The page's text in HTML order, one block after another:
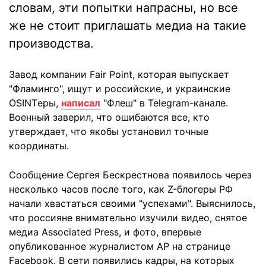
словам, эти попытки напрасны, но все
же не стоит приглашать медиа на такие
производства.
Завод компании Fair Point, которая выпускает
"Фламинго", ищут и российские, и украинские
OSINTеры, написал "Флеш" в Telegram-канале.
Военный заверил, что ошибаются все, кто
утверждает, что якобы установил точные
координаты.
Сообщение Сергея Бескрестнова появилось через
несколько часов после того, как Z-блогеры РФ
начали хвастаться своими "успехами". Выяснилось,
что россияне внимательно изучили видео, снятое
медиа Associated Press, и фото, впервые
опубликованное журналистом AP на странице
Facebook. В сети появились кадры, на которых